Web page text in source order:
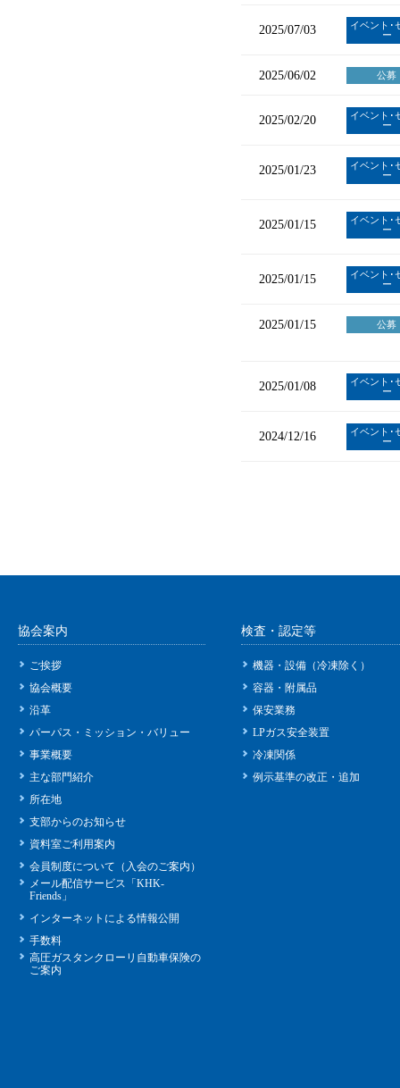
2025/07/03
イベント･
ー
2025/06/02 公募
2025/02/20
イベント･
ー
2025/01/23
イベント･
ー
2025/01/15
イベント･
ー
2025/01/15
イベント･
ー
2025/01/15 公募
2025/01/08
イベント･
ー
2024/12/16
イベント･
ー
協会案内
ご挨拶
協会概要
沿革
パーパス・ミッション・バリュー
事業概要
主な部門紹介
所在地
支部からのお知らせ
資料室ご利用案内
会員制度について（入会のご案内）
メール配信サービス「KHK-
Friends」
インターネットによる情報公開
手数料
高圧ガスタンクローリ自動車保険の
ご案内
検査・認定等
機器・設備（冷凍除く）
容器・附属品
保安業務
LPガス安全装置
冷凍関係
例示基準の改正・追加